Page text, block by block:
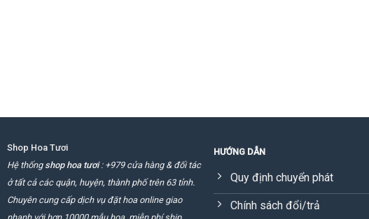
Shop Hoa Tươi
Hệ thống shop hoa tươi: +979 cửa hàng & đối tác
ở tất cả các quận, huyện, thành phố trên 63 tỉnh.
Chuyên cung cấp dịch vụ đặt hoa online giao
HƯỚNG DẪN
Quy định chuyển phát
Chính sách đổi/trả